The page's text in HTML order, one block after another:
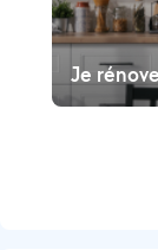
Je